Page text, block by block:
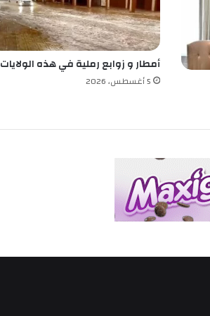
أمطار و زوابع رملية في هذه الولايات
5 أغسطس، 2026